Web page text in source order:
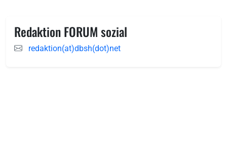
Redaktion FORUM sozial
redaktion(at)dbsh(dot)net